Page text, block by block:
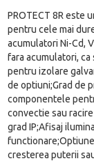
PROTECT 8R este
pentru cele mai
acumulatori Ni-Cd,
fara acumulatori,
pentru izolare
de optiuni;Grad de
componentele
convectie sau
grad IP;Afisaj
cresterea puterii